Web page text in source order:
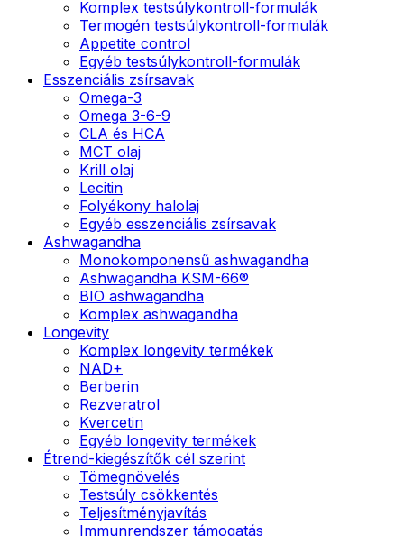
Komplex testsúlykontroll-formulák
Termogén testsúlykontroll-formulák
Appetite control
Egyéb testsúlykontroll-formulák
Esszenciális zsírsavak
Omega-3
Omega 3-6-9
CLA és HCA
MCT olaj
Krill olaj
Lecitin
Folyékony halolaj
Egyéb esszenciális zsírsavak
Ashwagandha
Monokomponensű ashwagandha
Ashwagandha KSM-66®
BIO ashwagandha
Komplex ashwagandha
Longevity
Komplex longevity termékek
NAD+
Berberin
Rezveratrol
Kvercetin
Egyéb longevity termékek
Étrend-kiegészítők cél szerint
Tömegnövelés
Testsúly csökkentés
Teljesítményjavítás
Immunrendszer támogatás